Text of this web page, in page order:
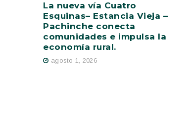
La nueva vía Cuatro
Esquinas– Estancia Vieja –
Pachinche conecta
comunidades e impulsa la
economía rural.
agosto 1, 2026